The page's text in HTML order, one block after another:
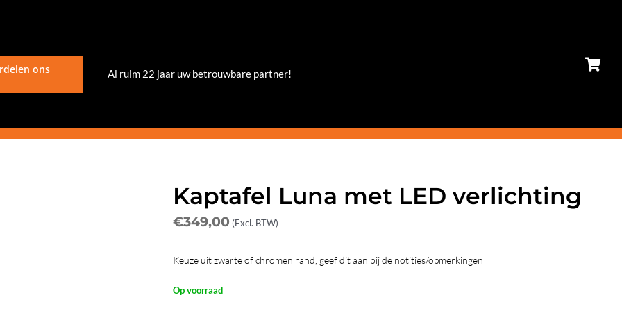
ons Al ruim 22 jaar uw betrouwbare partner!
Kaptafel Luna met LED verlichting
€349,00 (Excl. BTW)
Keuze uit zwarte of chromen rand, geef dit aan bij de notities/opmerkingen
Op voorraad